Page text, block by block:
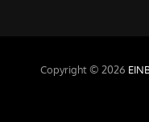
Copyright © 2026